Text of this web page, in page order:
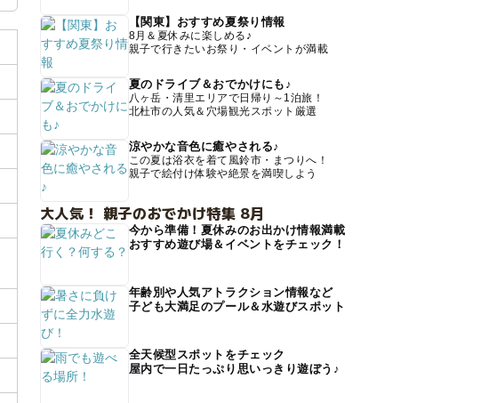
【関東】おすすめ夏祭り情報
8月＆夏休みに楽しめる♪
親子で行きたいお祭り・イベントが満載
夏のドライブ＆おでかけにも♪
八ヶ岳・清里エリアで日帰り～1泊旅！
北杜市の人気＆穴場観光スポット厳選
涼やかな音色に癒やされる♪
この夏は浴衣を着て風鈴市・まつりへ！
親子で絵付け体験や絶景を満喫しよう
大人気！ 親子のおでかけ特集 8月
今から準備！夏休みのお出かけ情報満載
おすすめ遊び場＆イベントをチェック！
年齢別や人気アトラクション情報など
子ども大満足のプール＆水遊びスポット
全天候型スポットをチェック
屋内で一日たっぷり思いっきり遊ぼう♪